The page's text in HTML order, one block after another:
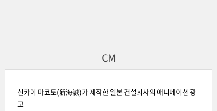
CM
신카이 마코토(新海誠)가 제작한 일본 건설회사의 애니메이션 광
고